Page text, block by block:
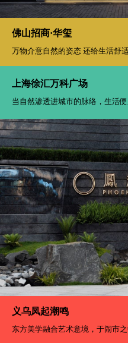
佛山招商·华玺
万物介意自然的姿态 还给生活舒
上海徐汇万科广场
当自然渗透进城市的脉络，生活
义乌凤起潮鸣
东方美学融合艺术意境，于闹市